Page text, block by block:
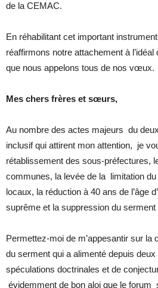
de la CEMAC.
En réhabilitant cet important
réaffirmons notre attachement à l’idéal
que nous appelons tous de nos vœux.
Mes chers frères et sœurs,
Au nombre des actes majeurs du
inclusif qui attirent mon attention, je
rétablissement des sous-préfectures,
communes, la levée de la limitation
locaux, la réduction à 40 ans de l’âge
suprême et la suppression du serment
Permettez-moi de m’appesantir sur
du serment qui a alimenté depuis
spéculations doctrinales et de
évidemment de bon aloi que le forum